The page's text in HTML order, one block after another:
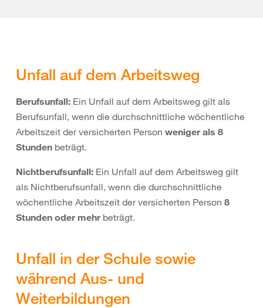
Unfall auf dem Arbeitsweg
Berufsunfall: Ein Unfall auf dem Arbeitsweg gilt als
Berufsunfall, wenn die durchschnittliche wöchentliche
Arbeitszeit der versicherten Person weniger als 8
Stunden beträgt.
Nichtberufsunfall: Ein Unfall auf dem Arbeitsweg gilt
als Nichtberufsunfall, wenn die durchschnittliche
wöchentliche Arbeitszeit der versicherten Person 8
Stunden oder mehrbeträgt.
Unfall in der Schule sowie
während Aus- und
Weiterbildungen